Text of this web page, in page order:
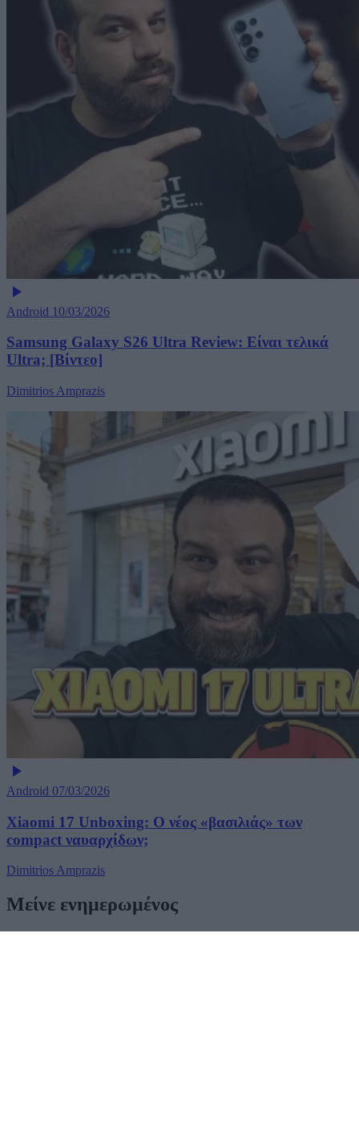
Android 10/03/2026
Samsung Galaxy S26 Ultra Review: Είναι τελικά
Ultra; [Βίντεο]
Dimitrios Amprazis
Android 07/03/2026
Xiaomi 17 Unboxing: Ο νέος «βασιλιάς» των
compact ναυαρχίδων;
Dimitrios Amprazis
Μείνε ενημερωμένος